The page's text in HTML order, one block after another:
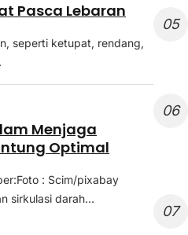
Pasca Lebaran
seperti ketupat, rendang,
Menjaga
Optimal
: Scim/pixabay
sirkulasi darah...
05
06
07